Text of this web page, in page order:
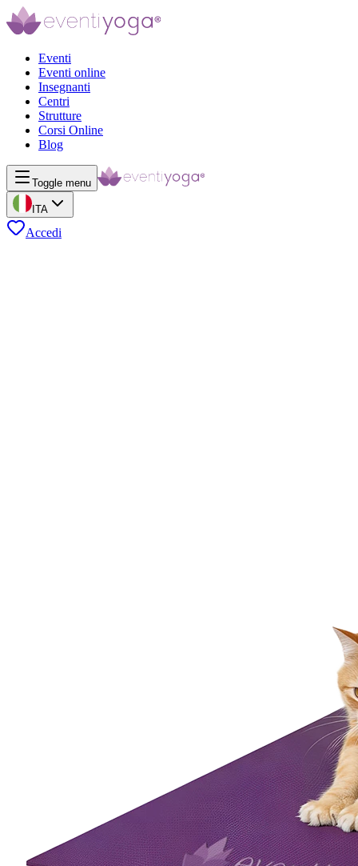
Eventi
Eventi online
Insegnanti
Centri
Strutture
Corsi Online
Blog
Toggle menu
ITA
Accedi